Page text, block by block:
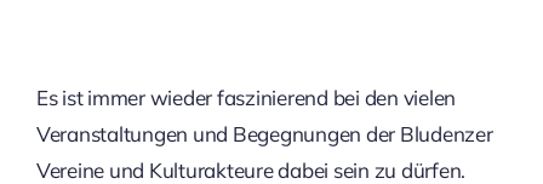
Es ist immer wieder faszinierend bei den vielen
Veranstaltungen und Begegnungen der Bludenzer
Vereine und Kulturakteure dabei sein zu dürfen.